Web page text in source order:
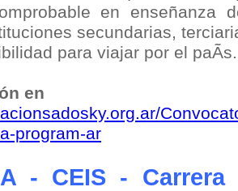
en enseñanza
secundarias,
para viajar por el paÃ­s.
en
program-ar
- CEIS -